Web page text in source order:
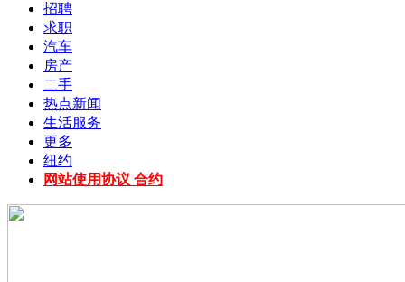
招聘
求职
汽车
房产
二手
热点新闻
生活服务
更多
纽约
网站使用协议 合约